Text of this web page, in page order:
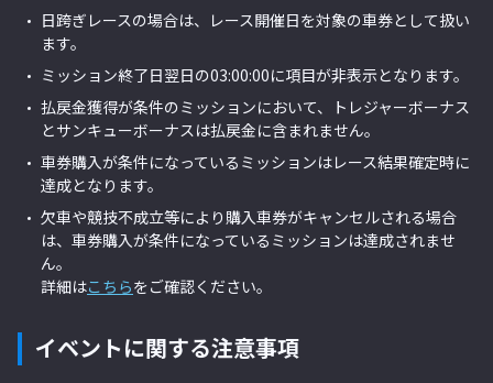
日跨ぎレースの場合は、レース開催日を対象の車券として扱い
ます。
ミッション終了日翌日の03:00:00に項目が非表示となります。
払戻金獲得が条件のミッションにおいて、トレジャーボーナス
とサンキューボーナスは払戻金に含まれません。
車券購入が条件になっているミッションはレース結果確定時に
達成となります。
欠車や競技不成立等により購入車券がキャンセルされる場合
は、車券購入が条件になっているミッションは達成されませ
ん。
詳細はこちらをご確認ください。
イベントに関する注意事項